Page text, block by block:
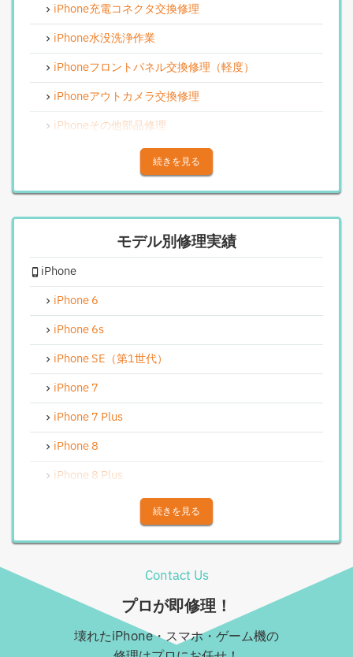
iPhone充電コネクタ交換修理
iPhone水没洗浄作業
iPhoneフロントパネル交換修理（軽度）
iPhoneアウトカメラ交換修理
iPhoneその他部品修理
iPhoneアウトカメラレンズ交換修理
iPhoneスピーカー関連修理
iPhoneカメラレンズガラス交換修理
iPhoneインカメラ交換修理
iPhoneリンゴループ、システム復旧
iPhone基板破損修理（軽度）
iPhoneバイブレータ交換修理
Android修理実績
Androidフロントパネル交換修理
Androidバッテリー交換
Android水没洗浄作業
Androidその他部品修理
Androidロゴループ、システム復旧
Android基板破損修理（軽度）
続きを見る
モデル別修理実績
iPhone
iPhone 6
iPhone 6s
iPhone SE（第1世代）
iPhone 7
iPhone 7 Plus
iPhone 8
iPhone 8 Plus
iPhone XR
iPhone 11 Pro
続きを見る
Contact Us
プロが即修理！
壊れたiPhone・スマホ・ゲーム機の